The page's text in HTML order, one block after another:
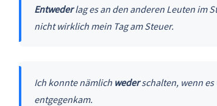
Entwederlag es an den anderen Leuten im
nicht wirklich mein Tag am Steuer.
Ich konnte nämlich wederschalten, wenn
entgegenkam.